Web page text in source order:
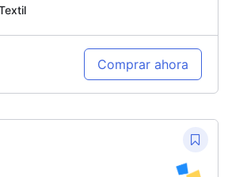
Comprar ahora